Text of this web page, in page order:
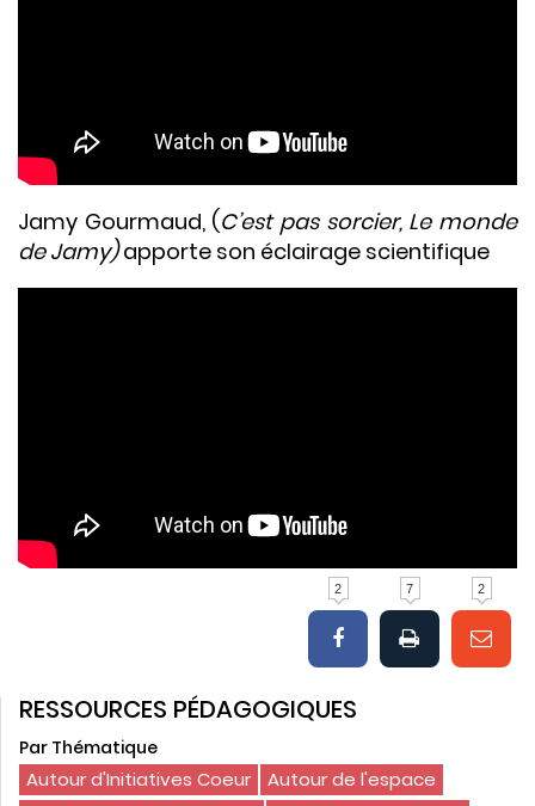
Jamy Gourmaud, (C’est pas sorcier, Le monde
de Jamy)apporte son éclairage scientifique
2 7 2
RESSOURCES PÉDAGOGIQUES
Par Thématique
Autour d'Initiatives Coeur
Autour de l'espace